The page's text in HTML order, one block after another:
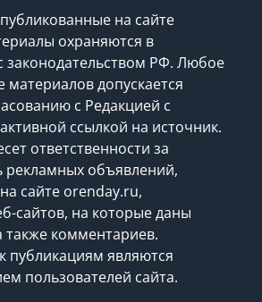
на сайте
охраняются в
законодательством РФ. Любое
материалов допускается
с Редакцией с
ссылкой на источник.
ответственности за
рекламных объявлений,
сайте orenday.ru,
сайтов, на которые даны
также комментариев.
публикациям являются
пользователей сайта.